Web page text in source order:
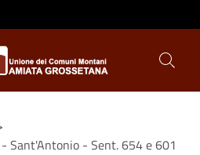
Sant'Antonio - Sent. 654 e 601